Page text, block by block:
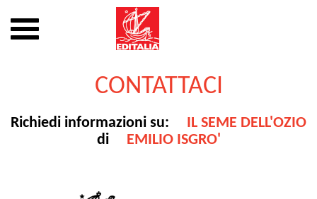
Mostra
o
CONTATTACI
Richiedi informazioni su:
IL SEME DELL'OZIO
di
EMILIO ISGRO'